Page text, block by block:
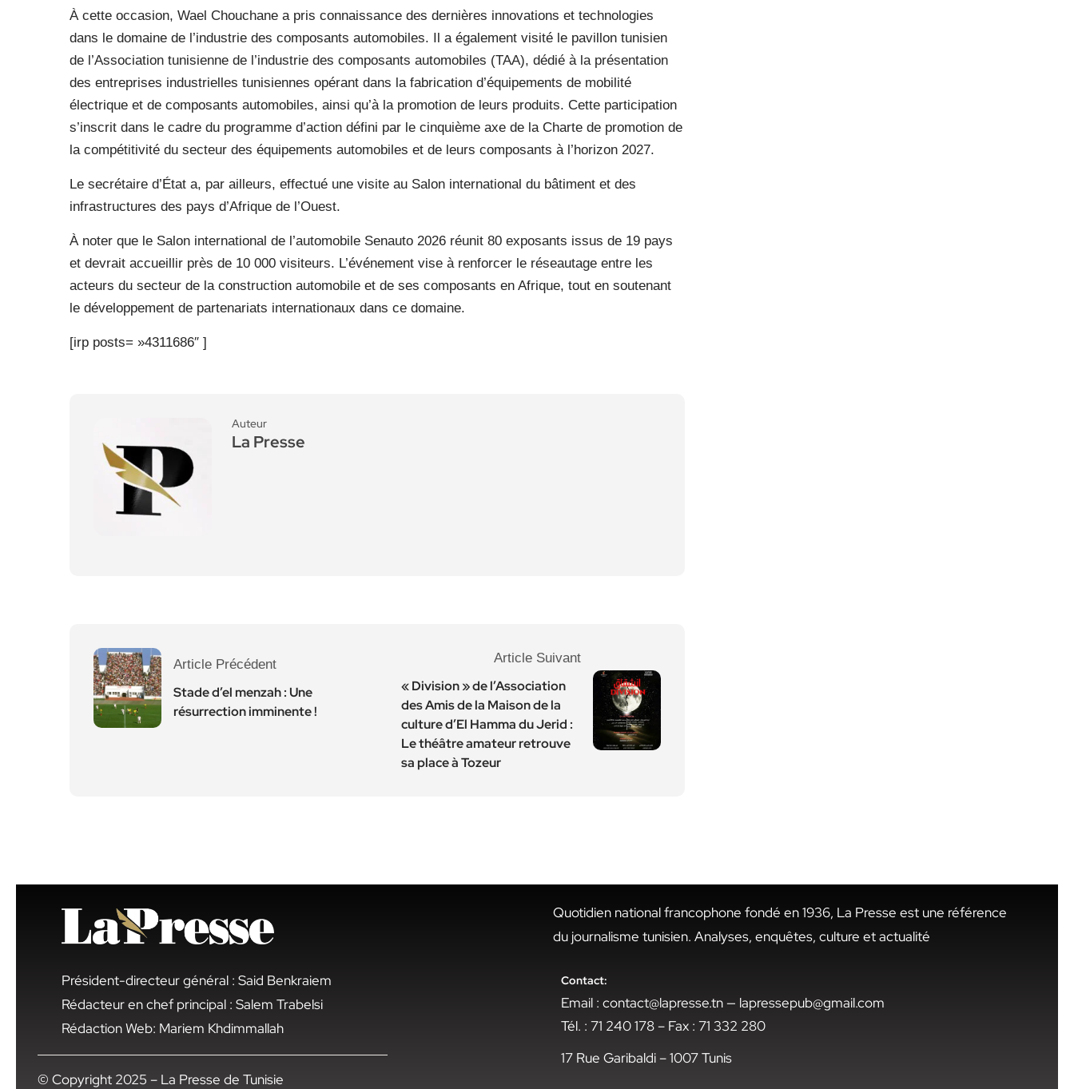
À cette occasion, Wael Chouchane a pris connaissance des dernières innovations et technologies
dans le domaine de l’industrie des composants automobiles. Il a également visité le pavillon tunisien
de l’Association tunisienne de l’industrie des composants automobiles (TAA), dédié à la présentation
des entreprises industrielles tunisiennes opérant dans la fabrication d’équipements de mobilité
électrique et de composants automobiles, ainsi qu’à la promotion de leurs produits. Cette participation
s’inscrit dans le cadre du programme d’action défini par le cinquième axe de la Charte de promotion de
la compétitivité du secteur des équipements automobiles et de leurs composants à l’horizon 2027.
Le secrétaire d’État a, par ailleurs, effectué une visite au Salon international du bâtiment et des
infrastructures des pays d’Afrique de l’Ouest.
À noter que le Salon international de l’automobile Senauto 2026 réunit 80 exposants issus de 19 pays
et devrait accueillir près de 10 000 visiteurs. L’événement vise à renforcer le réseautage entre les
acteurs du secteur de la construction automobile et de ses composants en Afrique, tout en soutenant
le développement de partenariats internationaux dans ce domaine.
[irp posts= »4311686″ ]
Auteur
La Presse
Article Précédent
Stade d’el menzah : Une
résurrection imminente !
Article Suivant
« Division » de l’Association
des Amis de la Maison de la
culture d’El Hamma du Jerid :
Le théâtre amateur retrouve
sa place à Tozeur
Président-directeur général : Said Benkraiem
Rédacteur en chef principal : Salem Trabelsi
Rédaction Web: Mariem Khdimmallah
© Copyright 2025 – La Presse de Tunisie
Quotidien national francophone fondé en 1936, La Presse est une référence
du journalisme tunisien. Analyses, enquêtes, culture et actualité
Contact:
Email : contact@lapresse.tn — lapressepub@gmail.com
Tél. : 71 240 178 – Fax : 71 332 280
17 Rue Garibaldi – 1007 Tunis